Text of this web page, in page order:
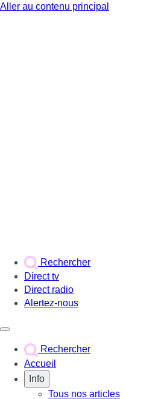
Aller au contenu principal
Rechercher
Direct tv
Direct radio
Alertez-nous
Rechercher
Accueil
Info
Tous nos articles